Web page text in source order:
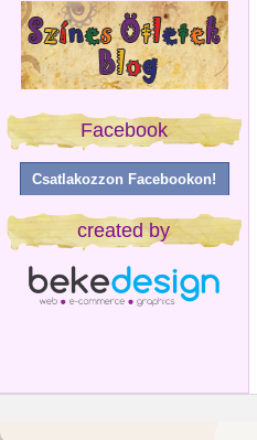
Facebook
Csatlakozzon Facebookon!
created by